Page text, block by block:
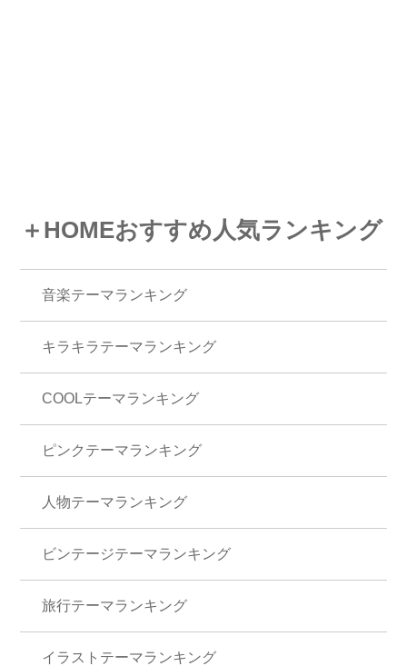
＋HOMEおすすめ人気ランキング
音楽テーマランキング
キラキラテーマランキング
COOLテーマランキング
ピンクテーマランキング
人物テーマランキング
ビンテージテーマランキング
旅行テーマランキング
イラストテーマランキング